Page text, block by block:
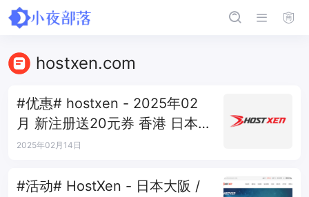
hostxen.com
#优惠# hostxen - 2025年02
月 新注册送20元券 香港 日本
洛杉矶
2025年02月14日
#活动# HostXen - 日本大阪 /